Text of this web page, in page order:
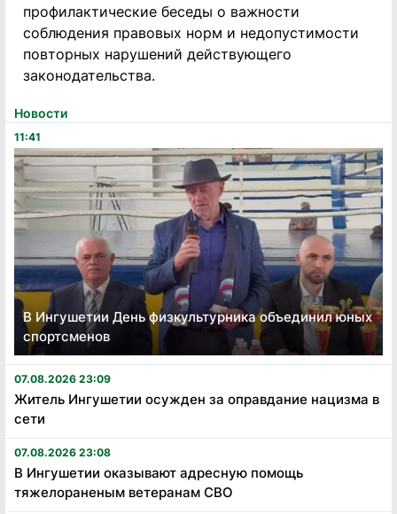
Новости
11:41
В Ингушетии День физкультурника объединил юных
спортсменов
07.08.2026 23:09
Житель Ингушетии осужден за оправдание нацизма в
сети
07.08.2026 23:08
В Ингушетии оказывают адресную помощь
тяжелораненым ветеранам СВО
профилактические беседы о важности
соблюдения правовых норм и недопустимости
повторных нарушений действующего
законодательства.